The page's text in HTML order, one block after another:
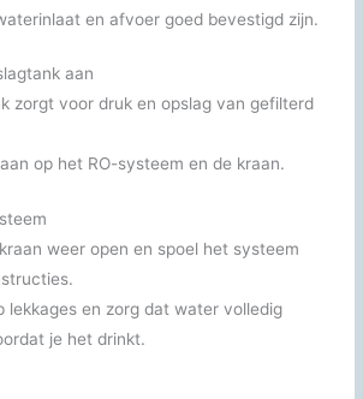
en afvoer goed bevestigd zijn.
aan
zorgt voor druk en opslag van gefilterd
op het RO-systeem en de kraan.
weer open en spoel het systeem
lekkages en zorg dat water volledig
je het drinkt.